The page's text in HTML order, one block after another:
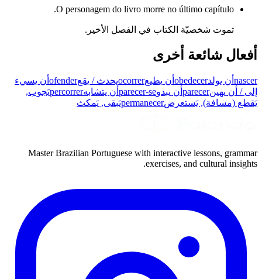
O personagem do livro morre no último capítulo.
تموت شخصيّة الكتاب في الفصل الأخير.
أفعال شائعة أخرى
nascer أن يولدobedecer أن يطيعocorrerيحدث / يقعofender أن يسيء
إلى / أن يهينparecer أن يبدوparecer-se أن يتشابهpercorrerيَجوب,
يَقطع (مسافة), يَستعرضpermanecerيَبقى, يَمكث
Master Brazilian Portuguese with interactive lessons, grammar
exercises, and cultural insights.